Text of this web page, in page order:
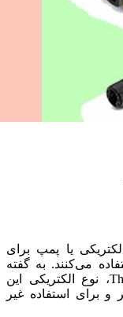
یا پمپ برای
می‌کنند. به گفته
دیوید استکل، کارشناس خانه در Thumbtack، نوع الکتریکی این
برای استفاده غیر